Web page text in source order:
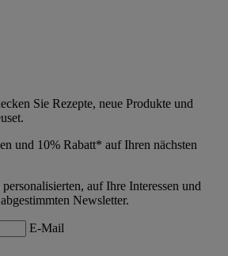
Sie Rezepte, neue Produkte und
und 10% Rabatt* auf Ihren nächsten
auf Ihre Interessen und
Newsletter.
E-Mail